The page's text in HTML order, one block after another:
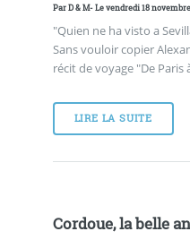
ParD & M- Le vendredi 18
"Quien ne ha visto a
Sans vouloir copier
récit de voyage "De Paris
LIRE LA SUITE
Cordoue, la belle